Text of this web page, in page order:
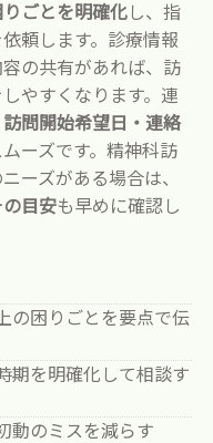
ごとを明確化し、指
頼します。診療情報
の共有があれば、訪
やすくなります。連
問開始希望日・連絡
ーズです。精神科訪
ーズがある場合は、
目安も早めに確認し
の困りごとを要点で伝
期を明確化して相談す
動のミスを減らす